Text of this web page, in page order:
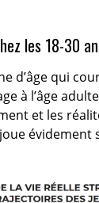
les 18-30
d’âge qui
à l’âge
et les
évidement